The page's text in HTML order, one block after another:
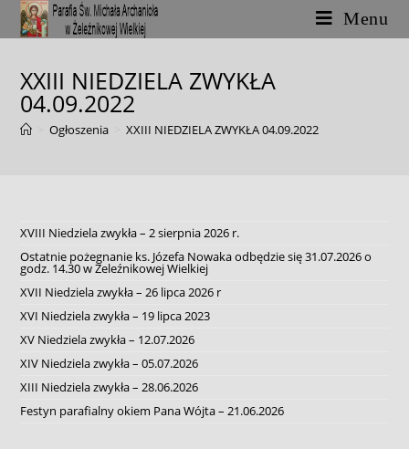
Skip
content
Menu
XXIII NIEDZIELA ZWYKŁA
04.09.2022
Ogłoszenia XXIII NIEDZIELA ZWYKŁA 04.09.2022
XVIII Niedziela zwykła – 2 sierpnia 2026 r.
Ostatnie pożegnanie ks. Józefa Nowaka odbędzie się 31.07.2026 o
godz. 14.30 w Żeleźnikowej Wielkiej
XVII Niedziela zwykła – 26 lipca 2026 r
XVI Niedziela zwykła – 19 lipca 2023
XV Niedziela zwykła – 12.07.2026
XIV Niedziela zwykła – 05.07.2026
XIII Niedziela zwykła – 28.06.2026
Festyn parafialny okiem Pana Wójta – 21.06.2026